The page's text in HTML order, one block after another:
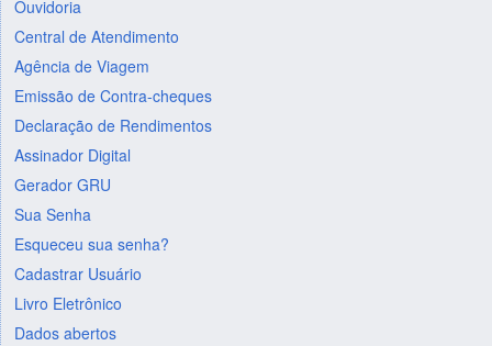
Ouvidoria
Central de Atendimento
Agência de Viagem
Emissão de Contra-cheques
Declaração de Rendimentos
Assinador Digital
Gerador GRU
Sua Senha
Esqueceu sua senha?
Cadastrar Usuário
Livro Eletrônico
Dados abertos